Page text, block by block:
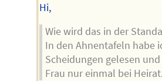
Hi,
Wie wird das in der
In den Ahnentafeln habe
Scheidungen gelesen
Frau nur einmal bei Heirat.